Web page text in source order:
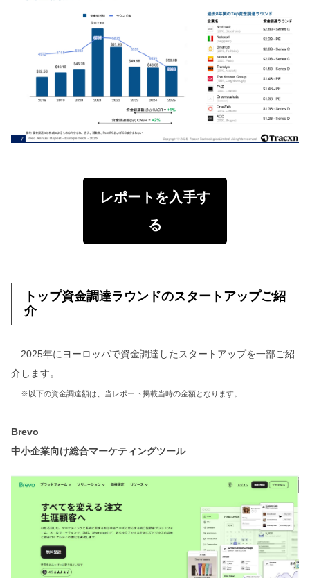
レポートを入手す
る
トップ資金調達ラウンドのスタートアップご紹
介
2025年にヨーロッパで資金調達したスタートアップを一部ご紹
介します。
※以下の資金調達額は、当レポート掲載当時の金額となります。
Brevo
中小企業向け総合マーケティングツール